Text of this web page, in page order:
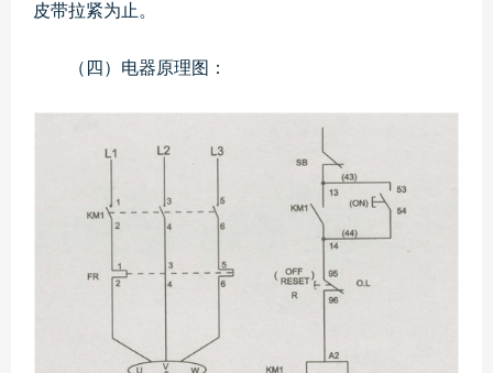
皮带拉紧为止。
（四）电器原理图：